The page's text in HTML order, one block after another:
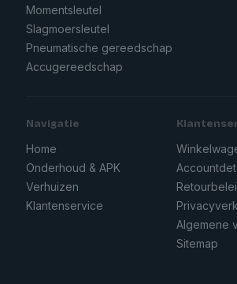
Momentsleutel
Slagmoersleutel
Pneumatische gereedschap
Accugereedschap
Navigatie
Home
Onderhoud & APK
Verhuizen
Klantenservice
Algemene
Sitemap